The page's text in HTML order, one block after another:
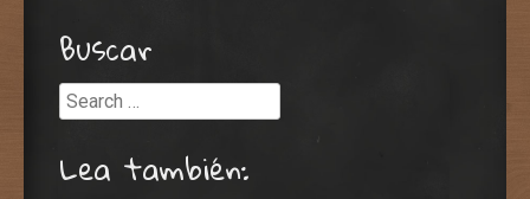
Buscar
Search
Lea también: